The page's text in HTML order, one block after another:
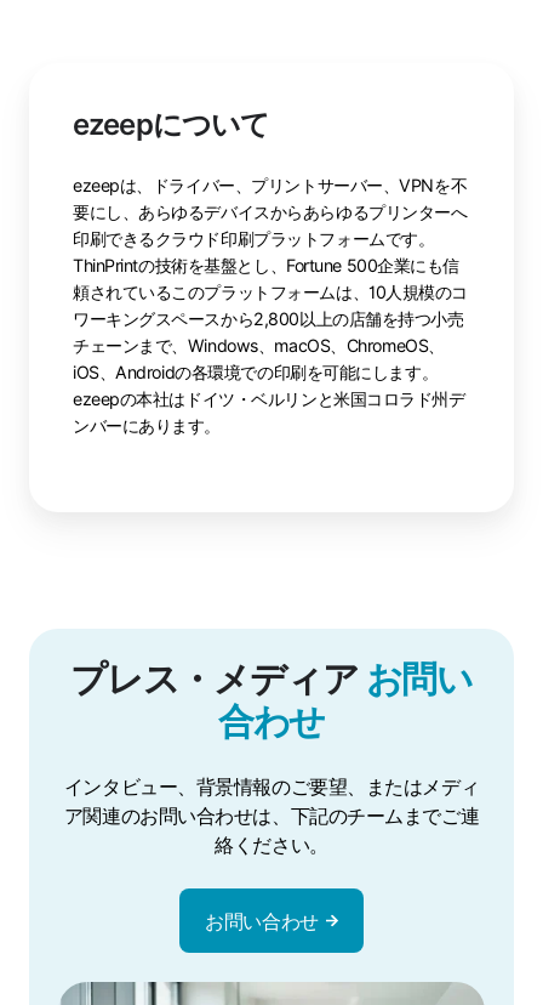
ezeepについて
ezeepは、ドライバー、プリントサーバー、VPNを不
要にし、あらゆるデバイスからあらゆるプリンターへ
印刷できるクラウド印刷プラットフォームです。
ThinPrintの技術を基盤とし、Fortune 500企業にも信
頼されているこのプラットフォームは、10人規模のコ
ワーキングスペースから2,800以上の店舗を持つ小売
チェーンまで、Windows、macOS、ChromeOS、
iOS、Androidの各環境での印刷を可能にします。
ezeepの本社はドイツ・ベルリンと米国コロラド州デ
ンバーにあります。
プレス・メディア お問い
合わせ
インタビュー、背景情報のご要望、またはメディ
ア関連のお問い合わせは、下記のチームまでご連
絡ください。
お問い合わせ